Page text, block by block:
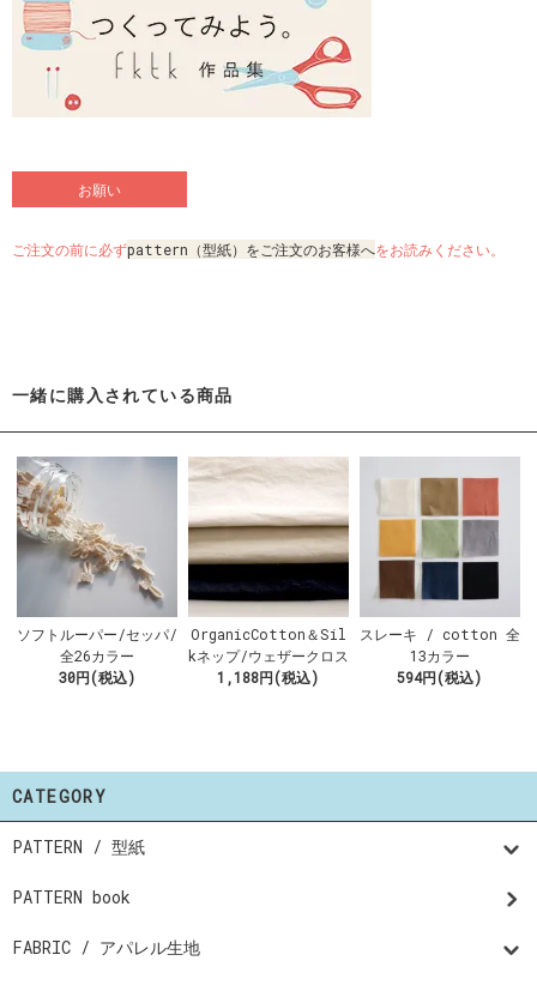
お願い
ご注文の前に必ずpattern（型紙）をご注文のお客様へをお読みください。
一緒に購入されている商品
ソフトルーパー/セッパ/
全26カラー
30円(税込)
OrganicCotton＆Sil
kネップ/ウェザークロス
1,188円(税込)
スレーキ / cotton 全
13カラー
594円(税込)
CATEGORY
PATTERN / 型紙
PATTERN book
FABRIC / アパレル生地